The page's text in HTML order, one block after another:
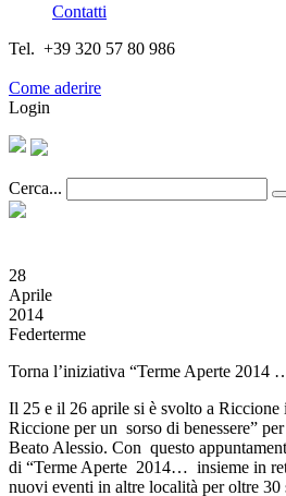
Contatti
Tel. +39 320 57 80 986
Come aderire
Login
Cerca...
28
Aprile
2014
Federterme
Torna l’iniziativa “Terme Aperte 2014
Il 25 e il 26 aprile si è svolto a
Riccione per un sorso di benessere”
Beato Alessio. Con questo
di “Terme Aperte 2014… insieme in
nuovi eventi in altre località per oltre